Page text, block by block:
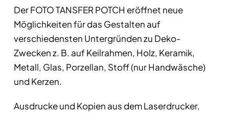
Der FOTO TANSFER POTCH eröffnet neue
Möglichkeiten für das Gestalten auf
verschiedensten Untergründen zu Deko-
Zwecken z. B. auf Keilrahmen, Holz, Keramik,
Metall, Glas, Porzellan, Stoff (nur Handwäsche)
und Kerzen.
Ausdrucke und Kopien aus dem Laserdrucker,